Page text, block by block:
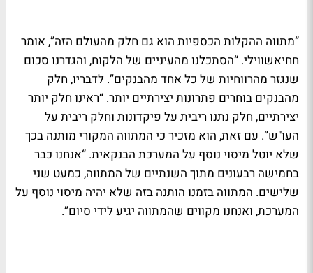
“מתווה ההקלות הכספיות הוא גם חלק מהעולם הזה”, אומר
חחיאשווילי. “הסתכלנו מהעיניים של הלקוח, והגדרנו סכום
שנגזר מהרווחיות של כל אחד מהבנקים”. לדבריו, חלק
מהבנקים בוחרים פתרונות יצירתיים יותר. “ראינו חלק יותר
יצירתיים, חלק נתנו ריבית על פיקדונות וחלק ריבית על
העו"ש”. עם זאת, הוא מזכיר כי המתווה המקורי מותנה בכך
שלא יוטל מיסוי נוסף על המערכת הבנקאית. “אנחנו כבר
בחמישה רבעונים מתוך השנתיים של המתווה, כמעט שני
שלישים. המתווה בזמנו הותנה בזה שלא יהיה מיסוי נוסף על
המערכת, ואנחנו מקווים שהמתווה יגיע לידי סיום”.